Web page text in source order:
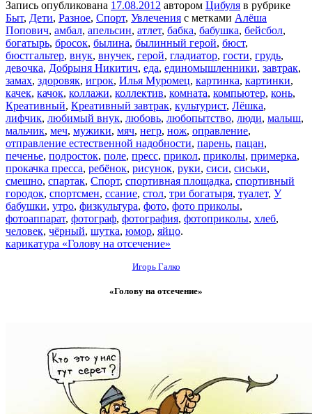
Запись опубликована 17.08.2012 автором Цибуля в рубрике
Быт, Дети, Разное, Спорт, Увлечения с метками Алёша
Попович, амбал, апельсин, атлет, бабка, бабушка, бейсбол,
богатырь, бросок, былина, былинный герой, бюст,
бюстгальтер, внук, внучек, герой, гладиатор, гости, грудь,
девочка, Добрыня Никитич, еда, единомышленники, завтрак,
замах, здоровяк, игрок, Илья Муромец, картинка, картинки,
качек, качок, коллажи, коллектив, комната, компьютер, конь,
Креативный, Креативный завтрак, культурист, Лёшка,
лифчик, любимый внук, любовь, любопытство, люди, малыш,
мальчик, меч, мужики, мяч, негр, нож, оправление,
отправление естественной надобности, парень, пацан,
печенье, подросток, поле, пресс, прикол, приколы, примерка,
прокачка пресса, ребёнок, рисунок, руки, сиси, сиськи,
смешно, спартак, Спорт, спортивная площадка, спортивный
городок, спортсмен, ссание, стол, три богатыря, туалет, У
бабушки, утро, физкультура, фото, фото приколы,
фотоаппарат, фотограф, фотография, фотоприколы, хлеб,
человек, чёрный, шутка, юмор, яйцо.
карикатура «Голову на отсечение»
Игорь Галко
«Голову на отсечение»